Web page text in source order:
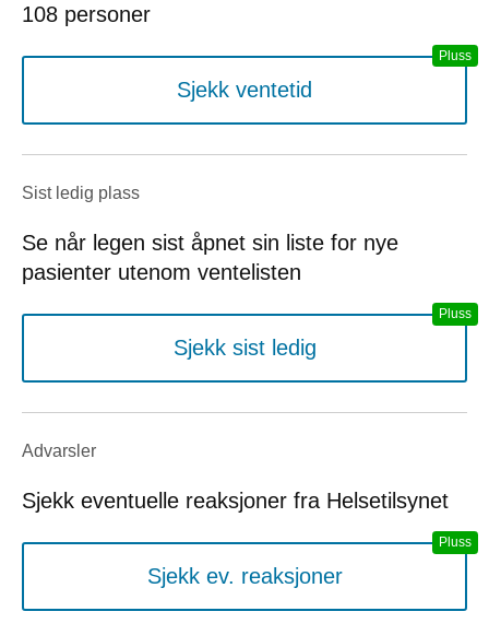
108 personer
Sjekk ventetid
Sist ledig plass
Se når legen sist åpnet sin liste for nye
pasienter utenom ventelisten
Sjekk sist ledig
Advarsler
Sjekk eventuelle reaksjoner fra Helsetilsynet
Sjekk ev. reaksjoner